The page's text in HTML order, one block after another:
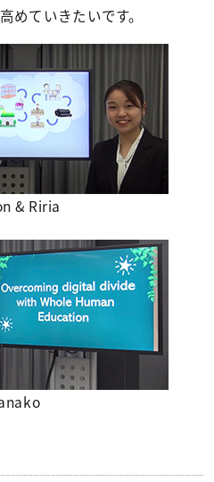
めていきたいです。
& Riria